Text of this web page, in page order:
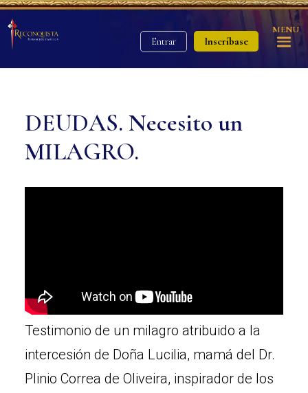
Entrar Inscríbase
MENU
DEUDAS. Necesito un
MILAGRO.
Testimonio de un milagro atribuido a la
intercesión de Doña Lucilia, mamá del Dr.
Plinio Correa de Oliveira, inspirador de los